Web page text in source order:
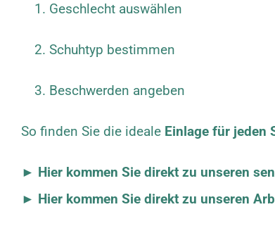
Geschlecht auswählen
Schuhtyp bestimmen
Beschwerden angeben
So finden Sie die ideale Einlage für jeden
► Hier kommen Sie direkt zu unseren
► Hier kommen Sie direkt zu unseren